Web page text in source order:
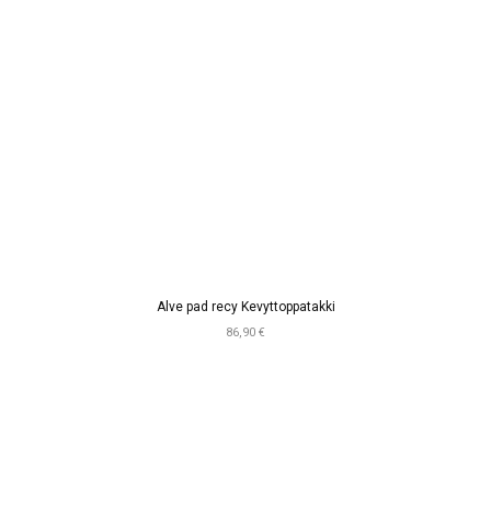
Alve pad recy Kevyttoppatakki
86,90 €